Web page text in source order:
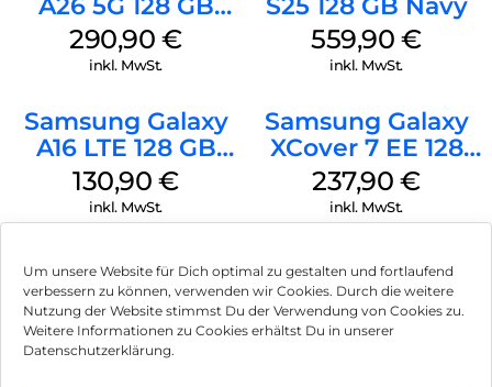
Um unsere Website für Dich optimal zu gestalten und fortlaufend
verbessern zu können, verwenden wir Cookies. Durch die weitere
Nutzung der Website stimmst Du der Verwendung von Cookies zu.
Weitere Informationen zu Cookies erhältst Du in unserer
Datenschutzerklärung.
A26 5G 128 GB
White
290,90€
inkl. MwSt.
S25 128 GB Navy
559,90€
inkl. MwSt.
Samsung Galaxy
A16 LTE 128 GB
Black
130,90€
inkl. MwSt.
Samsung Galaxy
XCover 7 EE 128
GB Black
237,90€
inkl. MwSt.
Doro Leva L30
Graphite/Weiß
119,90€
inkl. MwSt.
Crosscall Core S5
128 MB Schwarz
91,90€